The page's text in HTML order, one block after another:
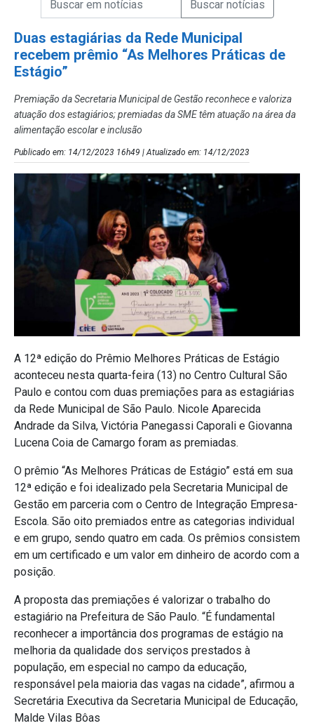
Duas estagiárias da Rede Municipal
recebem prêmio “As Melhores Práticas de
Estágio”
Premiação da Secretaria Municipal de Gestão reconhece e valoriza
atuação dos estagiários; premiadas da SME têm atuação na área da
alimentação escolar e inclusão
Publicado em: 14/12/2023 16h49 | Atualizado em: 14/12/2023
A 12ª edição do Prêmio Melhores Práticas de Estágio
aconteceu nesta quarta-feira (13) no Centro Cultural São
Paulo e contou com duas premiações para as estagiárias
da Rede Municipal de São Paulo. Nicole Aparecida
Andrade da Silva, Victória Panegassi Caporali e Giovanna
Lucena Coia de Camargo foram as premiadas.
O prêmio “As Melhores Práticas de Estágio” está em sua
12ª edição e foi idealizado pela Secretaria Municipal de
Gestão em parceria com o Centro de Integração Empresa-
Escola. São oito premiados entre as categorias individual
e em grupo, sendo quatro em cada. Os prêmios consistem
em um certificado e um valor em dinheiro de acordo com a
posição.
A proposta das premiações é valorizar o trabalho do
estagiário na Prefeitura de São Paulo. “É fundamental
reconhecer a importância dos programas de estágio na
melhoria da qualidade dos serviços prestados à
população, em especial no campo da educação,
responsável pela maioria das vagas na cidade”, afirmou a
Secretária Executiva da Secretaria Municipal de Educação,
Malde Vilas Bôas